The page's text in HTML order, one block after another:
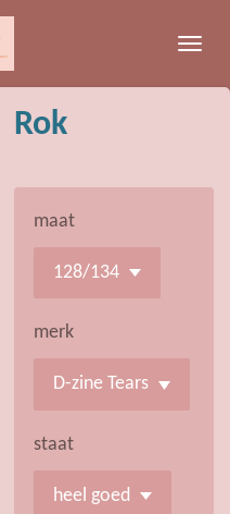
Rok
maat
merk
staat